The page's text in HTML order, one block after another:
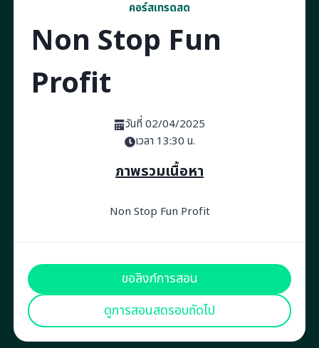
คอร์สเทรดสด
Non Stop Fun
Profit
วันที่ 02/04/2025
เวลา 13:30 น.
ภาพรวมเนื้อหา
Non Stop Fun Profit
ขอลิงก์การสอน
ดูการสอนสดรอบถัดไป